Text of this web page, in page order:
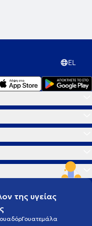
EL
της υγείας
Γουατεμάλα